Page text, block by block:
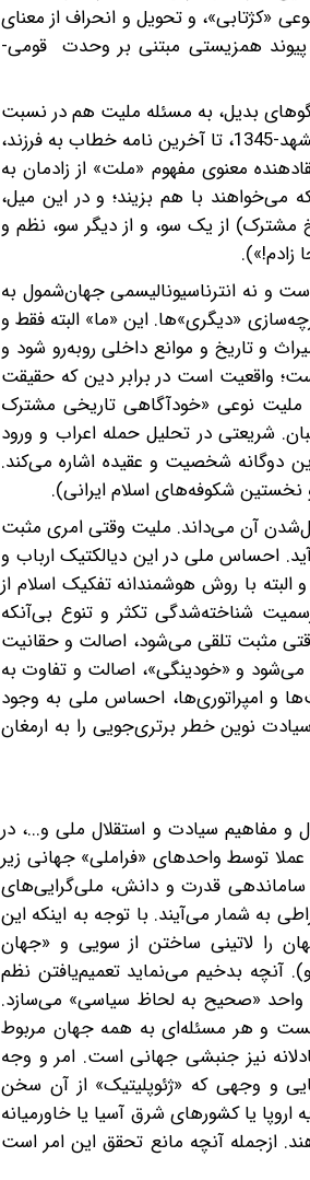
«کژتابی»، و تحویل و انحراف از معنای
همزیستی مبتنی بر وحدت قومی-
بدیل، به مسئله ملیت هم در نسبت
با دین و ایدئولوژی‌ و هم با ملیت‌های دیگر‌ ‌اندیشیده (از همان آغاز تدریس در دانشکده ادبیات مشهد-1345، تا آخرین نامه خطاب به فرزند،
و ارتقادهنده معنوی مفهوم «ملت» از زادمان به
با هم بزیند؛ و در این میل،
مشترک) از یک‌ سو، و از دیگر سو، نظم و
زادم!»).
و نه انترناسیونالیسمی جهان‌شمول به‌
«دیگری‌»ها. این «ما» البته فقط و
و تاریخ و موانع داخلی روبه‌رو شود و
واقعیت است در برابر دین که حقیقت
ملیت نوعی «خودآگاهی تاریخی مشترک
شریعتی در تحلیل حمله اعراب و ورود
دوگانه شخصیت و عقیده اشاره می‌کند.
شکوفه‌های اسلام ایرانی).
آن می‌داند. ملیت وقتی امری مثبت
احساس ملی در این دیالکتیک ارباب و
با روش هوشمندانه تفکیک اسلام از
شناخته‌شدگی تکثر و تنوع بی‌آنکه
مثبت تلقی می‌شود، اصالت و حقانیت
و «خودینگی»، اصالت و تفاوت به
و امپراتوری‌ها، احساس ملی به‌ وجود
نوین خطر برتری‌جویی را به ارمغان
سیادت و استقلال ملی و...، در
توسط واحدهای «فراملی» جهانی زیر
قدرت و دانش، ملی‌گرایی‌های
به شمار می‌‌آیند. با توجه به اینکه این
را لاتینی ساختن از سویی و «جهان
آنچه بدخیم می‌نماید تعمیم‌یافتن نظم
واحد «صحیح به ‌لحاظ سیاسی» می‌سازد.
نیست و هر مسئله‌ای به همه جهان مربوط
نیز جنبشی جهانی است. امر و وجه
و وجهی که «ژئوپلیتیک» از آن سخن
یا کشورهای شرق آسیا یا خاورمیانه
از‌جمله آنچه مانع تحقق این امر است